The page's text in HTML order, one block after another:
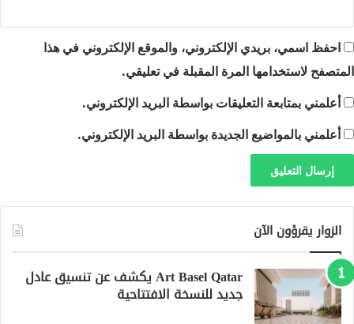
احفظ اسمي، بريدي الإلكتروني، والموقع الإلكتروني في هذا
المتصفح لاستخدامها المرة المقبلة في تعليقي.
أعلمني بمتابعة التعليقات بواسطة البريد الإلكتروني.
أعلمني بالمواضيع الجديدة بواسطة البريد الإلكتروني.
الزوار يقرؤون الآن
Art Basel Qatar يكشف عن تنسيق عادل
جديد للنسخة الافتتاحية